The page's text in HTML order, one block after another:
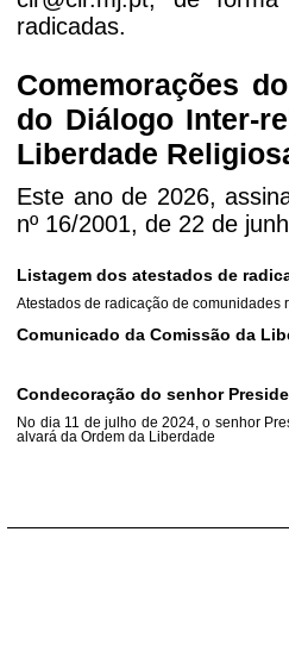
radicadas.
Comemorações
do Diálogo Inter-
Liberdade
Este ano de 2026,
nº 16/2001, de 22 de
Listagem dos atestados de
Atestados de radicação de comunidades
Comunicado da Comissão da
Condecoração do senhor
No dia 11 de julho de 2024, o senhor
alvará da Ordem da Liberdade